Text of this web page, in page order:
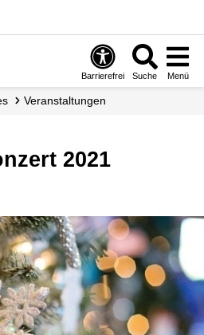
Barrierefrei Suche Menü
Veranstaltungen
2021